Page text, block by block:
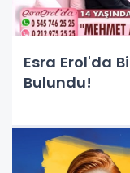
Esra Erol'da
Bulundu!